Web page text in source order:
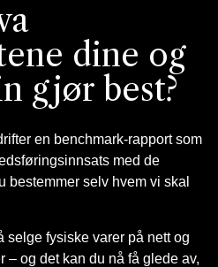
dine og
gjør best?
en benchmark-rapport som
med de
bestemmer selv hvem vi skal
selge fysiske varer på nett og
– og det kan du nå få glede av,